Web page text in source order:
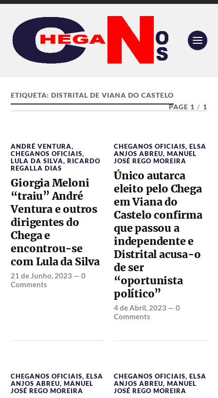
ETIQUETA:DISTRITAL DE VIANA DO CASTELO
PAGE 1 / 1
ANDRÉ VENTURA,
CHEGANOS OFICIAIS,
LULA DA SILVA,RICARDO
REGALLA DIAS
Giorgia Meloni
“traiu” André
Ventura e outros
dirigentes do
Chega e
encontrou-se
com Lula da Silva
21 de Junho, 2023 —0
Comments
CHEGANOS OFICIAIS,ELSA
ANJOS ABREU,MANUEL
JOSÉ REGO MOREIRA
Único autarca
eleito pelo Chega
em Viana do
Castelo confirma
que passou a
independente e
Distrital acusa-o
de ser
“oportunista
político”
4 de Abril, 2023 —0
Comments
CHEGANOS OFICIAIS,ELSA
ANJOS ABREU,MANUEL
JOSÉ REGO MOREIRA
CHEGANOS OFICIAIS,ELSA
ANJOS ABREU,MANUEL
JOSÉ REGO MOREIRA